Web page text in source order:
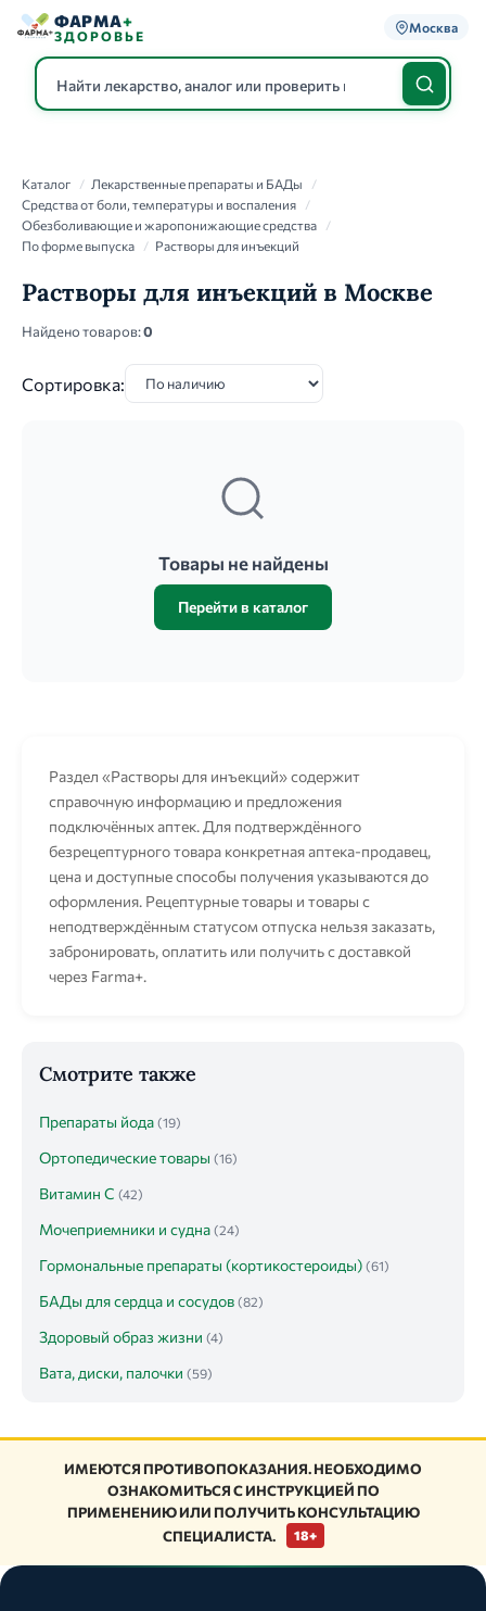
ФАРМА+
ЗДОРОВЬЕ
Москва
Каталог / Лекарственные препараты и БАДы
/
Средства от боли, температуры и воспаления
/
Обезболивающие и жаропонижающие средства
/
По форме выпуска
/ Растворы для инъекций
Растворы для инъекций в Москве
Найдено товаров:0
Сортировка:
Товары не найдены
Перейти в каталог
Раздел «Растворы для инъекций» содержит
справочную информацию и предложения
подключённых аптек. Для подтверждённого
безрецептурного товара конкретная аптека-продавец,
цена и доступные способы получения указываются до
оформления. Рецептурные товары и товары с
неподтверждённым статусом отпуска нельзя заказать,
забронировать, оплатить или получить с доставкой
через Farma+.
Смотрите также
Препараты йода (19)
Ортопедические товары (16)
Витамин C (42)
Мочеприемники и судна (24)
Гормональные препараты (кортикостероиды) (61)
БАДы для сердца и сосудов (82)
Здоровый образ жизни (4)
Вата, диски, палочки (59)
ИМЕЮТСЯ ПРОТИВОПОКАЗАНИЯ. НЕОБХОДИМО
ОЗНАКОМИТЬСЯ С ИНСТРУКЦИЕЙ ПО
ПРИМЕНЕНИЮ ИЛИ ПОЛУЧИТЬ КОНСУЛЬТАЦИЮ
СПЕЦИАЛИСТА.
18+